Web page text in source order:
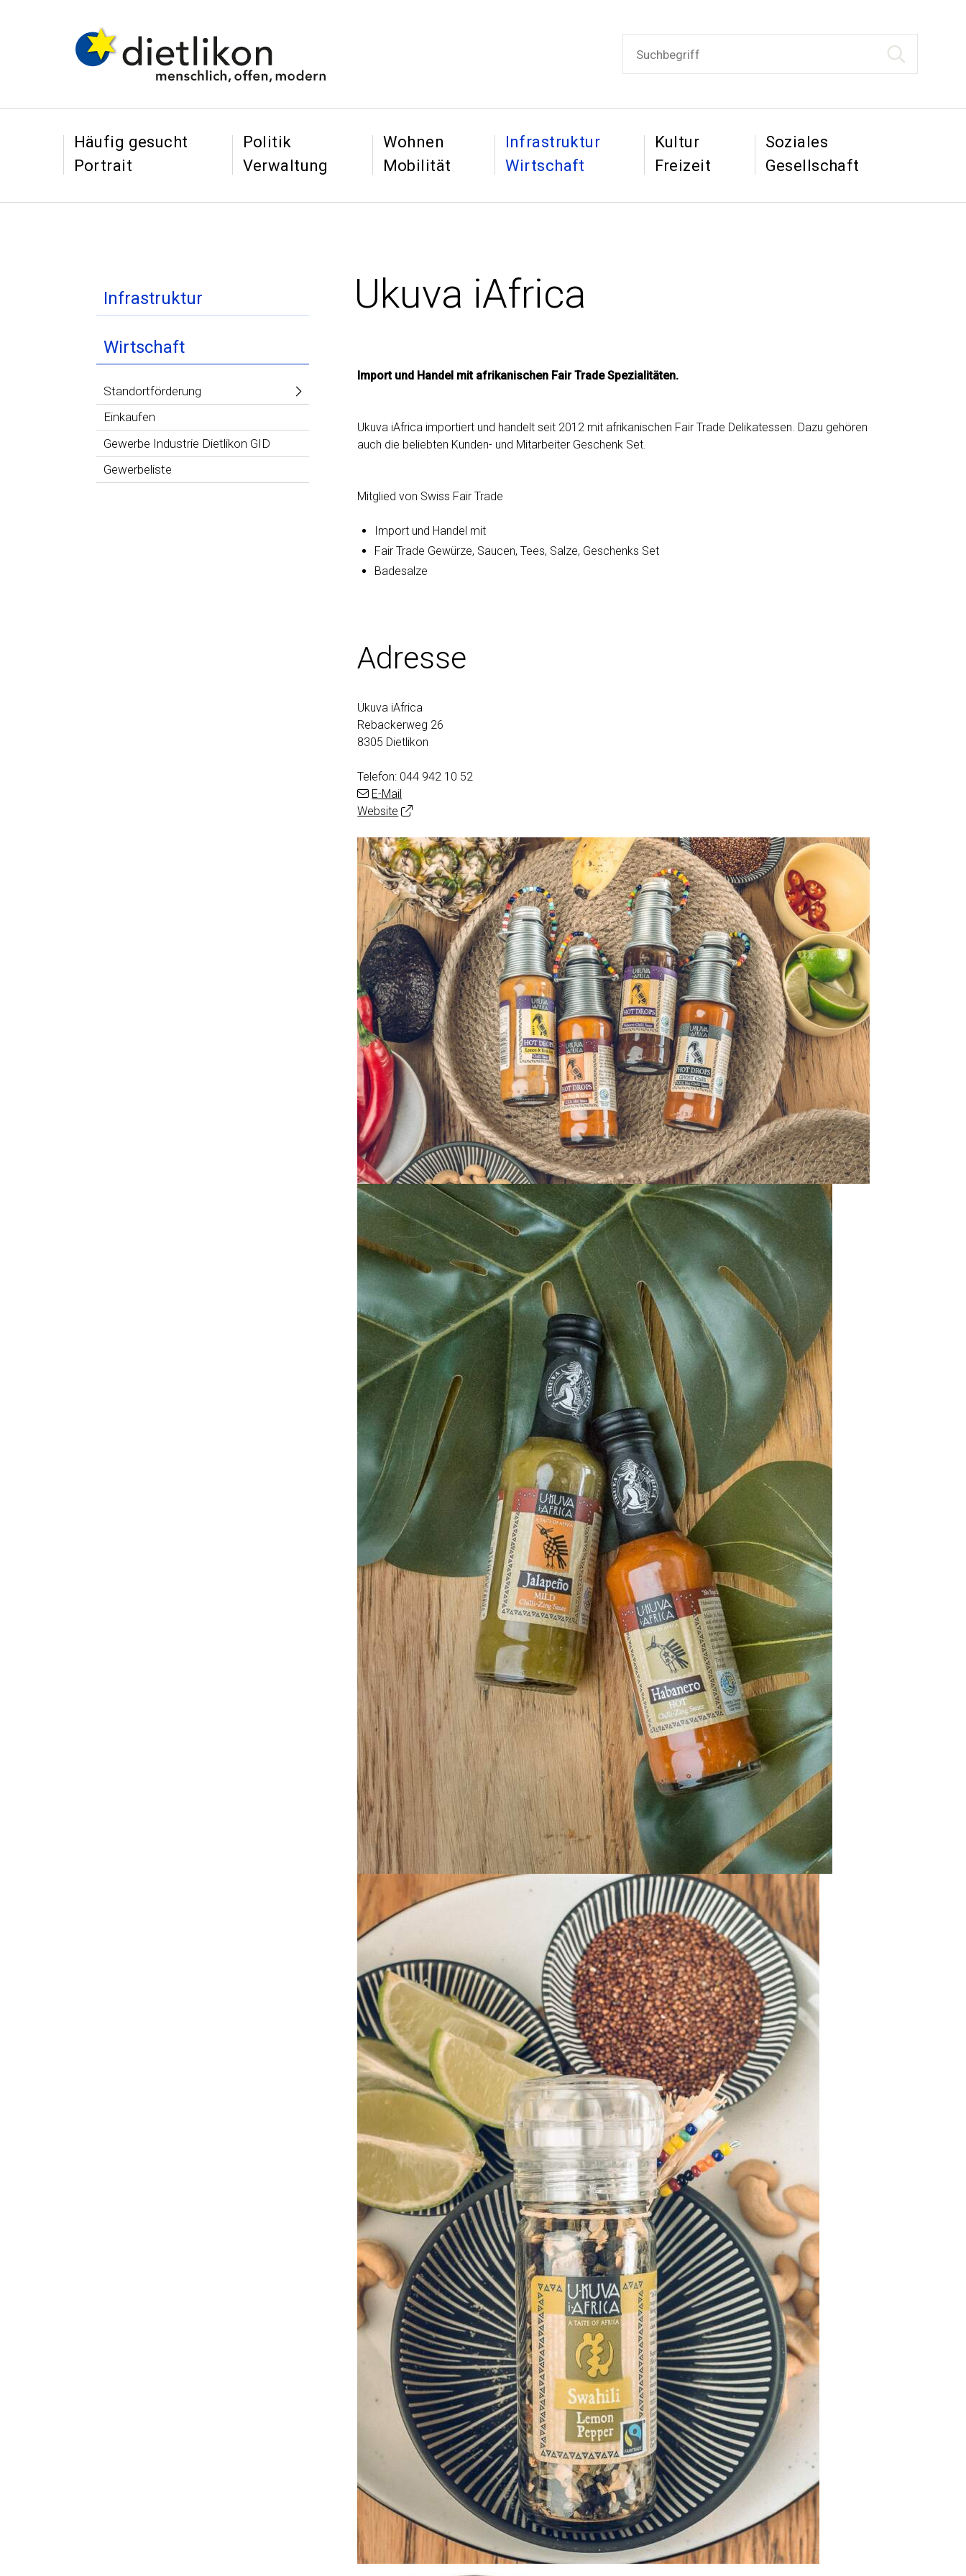
Navigieren in Dietlikon
Schnellnavigation
Suche starten
Hauptnavigation
Häufig gesucht
Portrait
Politik
Verwaltung
Wohnen
Mobilität
Infrastruktur&
Wirtschaft
Kultur&
Freizeit
Soziales
Gesellschaft
Inhaltsnavigation:
Infrastruktur
Wirtschaft
Standortförderung
Einkaufen
Gewerbe Industrie Dietlikon GID
Gewerbeliste
Ukuva iAfrica
Import und Handel mit afrikanischen Fair Trade Spezialitäten.
Ukuva iAfrica importiert und handelt seit 2012 mit afrikanischen Fair Trade Delikatessen. Dazu gehören
auch die beliebten Kunden- und Mitarbeiter Geschenk Set.
Mitglied von Swiss Fair Trade
Import und Handel mit
Fair Trade Gewürze, Saucen, Tees, Salze, Geschenks Set
Badesalze
Adresse
Ukuva iAfrica
Rebackerweg 26
8305 Dietlikon
Telefon: 044 942 10 52
E-Mail
Website